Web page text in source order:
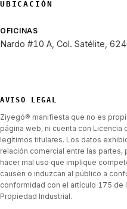
UBICACIÓN
OFICINAS
Nardo #10 A, Col. Satélite,
AVISO LEGAL
Ziyegó® manifiesta que no es
página web, ni cuenta con
legítimos titulares. Los datos
relación comercial entre las partes,
hacer mal uso que implique
causen o induzcan al público a
conformidad con el artículo 175 de
Propiedad Industrial.